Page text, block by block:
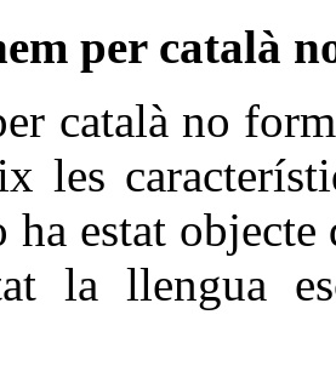
per català
català no
les
ha estat
la llengua